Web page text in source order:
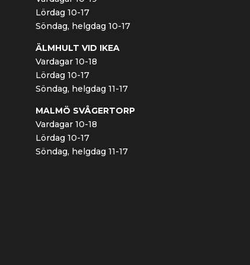
Lördag 10-17
Söndag, helgdag 10-17
ÄLMHULT VID IKEA
Vardagar 10-18
Lördag 10-17
Söndag, helgdag 11-17
MALMÖ SVÅGERTORP
Vardagar 10-18
Lördag 10-17
Söndag, helgdag 11-17